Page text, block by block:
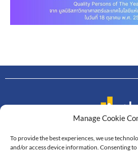
Manage Cookie
To provide the best experiences, we use
and/or access device information. Consenting
Contact us